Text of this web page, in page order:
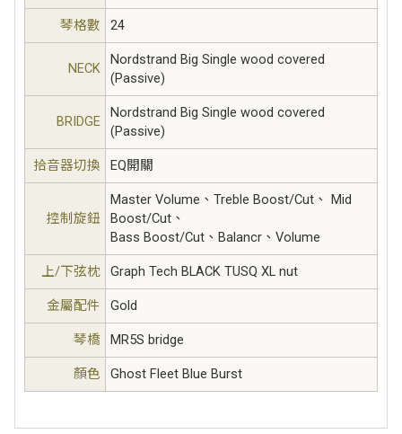
琴格數 24
NECK
Nordstrand Big Single wood covered
(Passive)
BRIDGE
Nordstrand Big Single wood covered
(Passive)
拾音器切換 EQ開關
控制旋鈕
Master Volume、Treble Boost/Cut、 Mid
Boost/Cut、
Bass Boost/Cut、Balancr、Volume
上/下弦枕 Graph Tech BLACK TUSQ XL nut
金屬配件 Gold
琴橋 MR5S bridge
顏色 Ghost Fleet Blue Burst